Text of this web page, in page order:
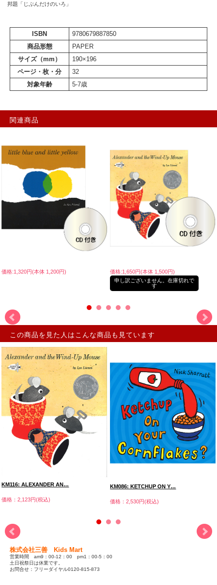
邦題「じぶんだけのいろ」
ISBN
9780679887850
商品形態
PAPER
サイズ（mm）
190×196
ページ・枚・分
32
対象年齢
5-7歳
関連商品
価格:1,320円(本体 1,200円)
価格:1,650円(本体 1,500円)
申し訳ございません。在庫切れで
す
この商品を見た人はこんな商品も見ています
KM116: ALEXANDER AN…
価格：2,123円(税込)
KM086: KETCHUP ON Y…
価格：2,530円(税込)
株式会社三善 Kids Mart
営業時間 am9：00-12：00 pm1：00-5：00
土日祝祭日は休業です。
お問合せ：フリーダイヤル0120-815-873